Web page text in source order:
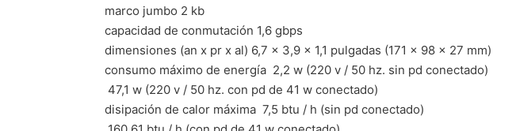
marco jumbo 2 kb
capacidad de conmutación 1,6 gbps
dimensiones (an x pr x al) 6,7 × 3,9 × 1,1 pulgadas (171 × 98 × 27 mm)
consumo máximo de energía  2,2 w (220 v / 50 hz. sin pd conectado)
 47,1 w (220 v / 50 hz. con pd de 41 w conectado)
disipación de calor máxima  7,5 btu / h (sin pd conectado)